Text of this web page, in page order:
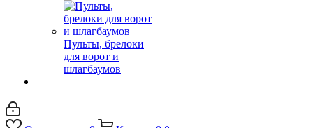
Пульты, брелоки
для ворот и
шлагбаумов